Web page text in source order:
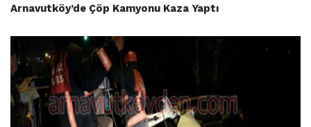
Arnavutköy’de Çöp Kamyonu Kaza Yaptı